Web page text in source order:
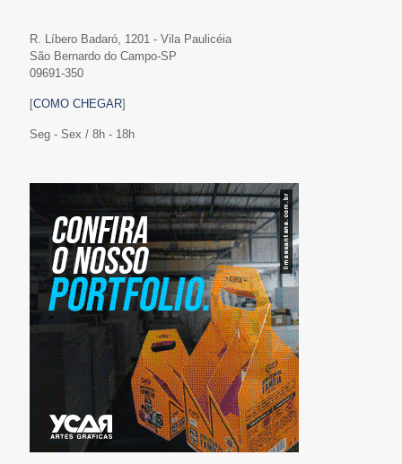
R. Líbero Badaró, 1201 - Vila Paulicéia
São Bernardo do Campo-SP
09691-350
[COMO CHEGAR]
Seg - Sex / 8h - 18h